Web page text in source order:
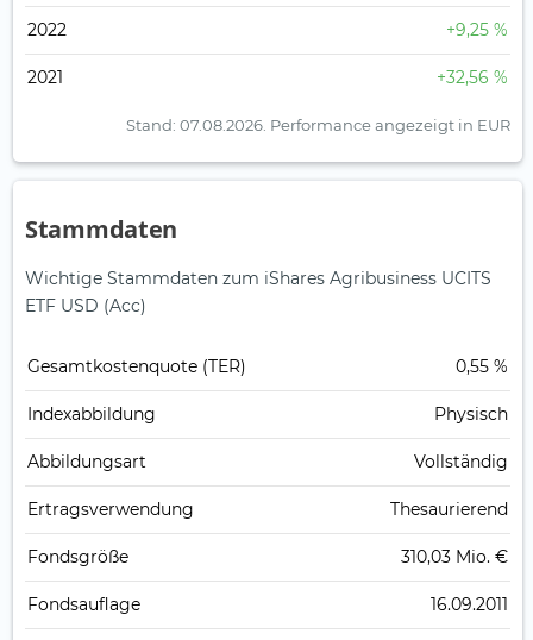
2022 +9,25 %
2021 +32,56 %
Stand: 07.08.2026. Performance angezeigt in EUR
Stammdaten
Wichtige Stammdaten zum iShares Agribusiness UCITS
ETF USD (Acc)
Gesamt­kosten­quote (TER) 0,55 %
Index­abbildung Physisch
Abbildungs­art Vollständig
Ertrags­verwendung Thesaurierend
Fonds­größe 310,03 Mio. €
Fonds­auflage 16.09.2011